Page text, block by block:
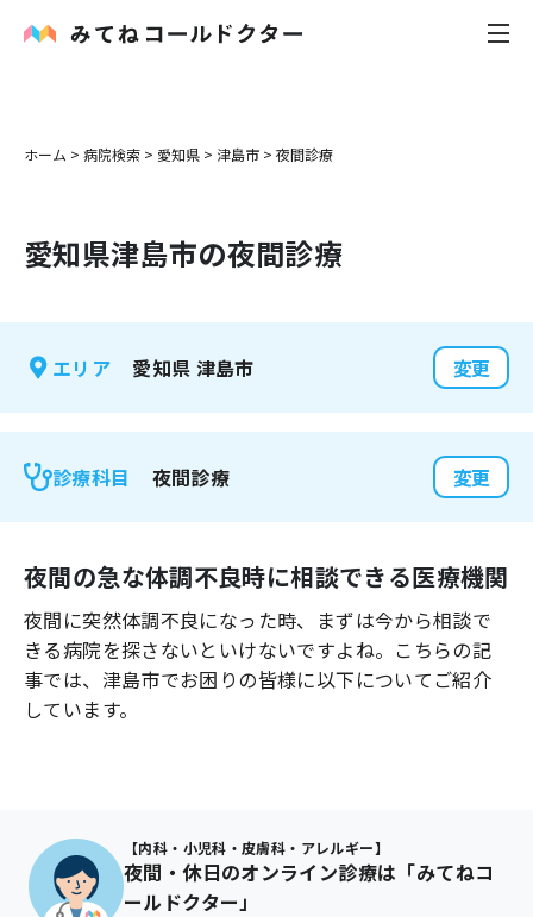
内科
花粉症
感染症
よくあるご質問
ホーム > 病院検索 > 愛知県 > 津島市 > 夜間診療
愛知県津島市の夜間診療
エリア 愛知県 津島市 変更
診療科目 夜間診療 変更
夜間の急な体調不良時に相談できる医療機関
夜間に突然体調不良になった時、まずは今から相談で
きる病院を探さないといけないですよね。こちらの記
事では、 津島市でお困りの皆様に以下についてご紹介
しています。
【内科・小児科・皮膚科・アレルギー】
夜間・休日のオンライン診療は「みてねコ
ールドクター」